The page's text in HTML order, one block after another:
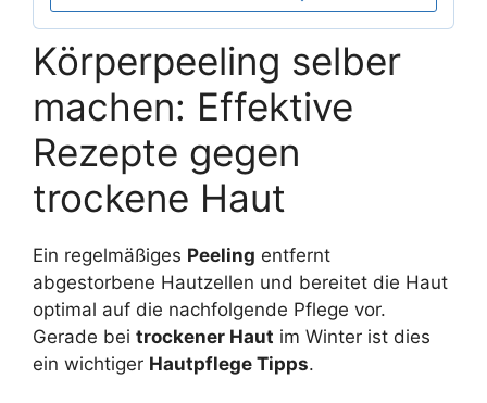
Körperpeeling selber
machen: Effektive
Rezepte gegen
trockene Haut
Ein regelmäßiges Peeling entfernt
abgestorbene Hautzellen und bereitet die Haut
optimal auf die nachfolgende Pflege vor.
Gerade bei trockener Haut im Winter ist dies
ein wichtiger Hautpflege Tipps.